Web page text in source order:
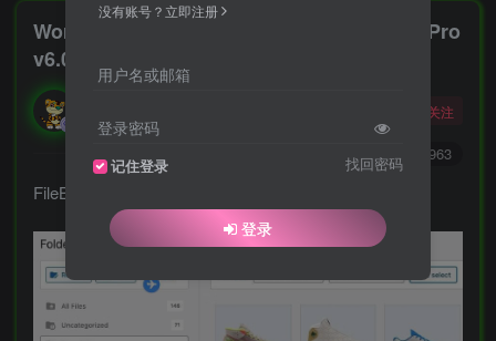
WordPress 媒体库文件夹管理插件 FileBird Pro
v6.0.8 破解版下载
酒醒只在花前坐，酒醉还来花下眠。
关注
2249 5963
FileBird是一款WordPress 按照文件夹管理方式的插件。
没有账号？立即注册
用户名或邮箱
登录密码
记住登录 找回密码
登录